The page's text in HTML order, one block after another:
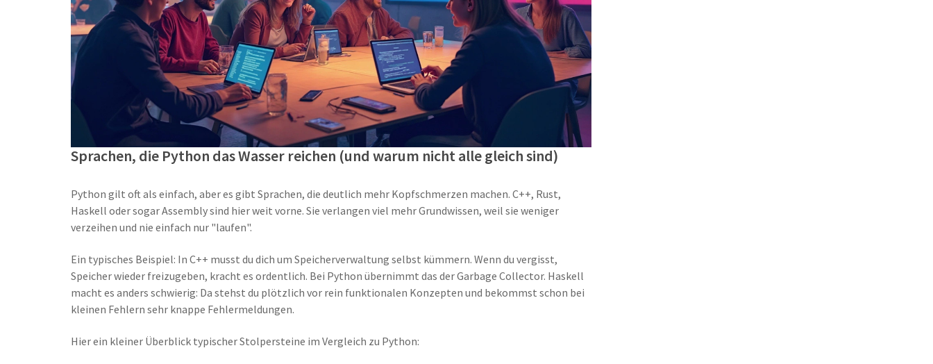
Sprachen, die Python das Wasser reichen (und warum nicht alle gleich sind)
Python gilt oft als einfach, aber es gibt Sprachen, die deutlich mehr Kopfschmerzen machen. C++, Rust,
Haskell oder sogar Assembly sind hier weit vorne. Sie verlangen viel mehr Grundwissen, weil sie weniger
verzeihen und nie einfach nur "laufen".
Ein typisches Beispiel: In C++ musst du dich um Speicherverwaltung selbst kümmern. Wenn du vergisst,
Speicher wieder freizugeben, kracht es ordentlich. Bei Python übernimmt das der Garbage Collector. Haskell
macht es anders schwierig: Da stehst du plötzlich vor rein funktionalen Konzepten und bekommst schon bei
kleinen Fehlern sehr knappe Fehlermeldungen.
Hier ein kleiner Überblick typischer Stolpersteine im Vergleich zu Python: